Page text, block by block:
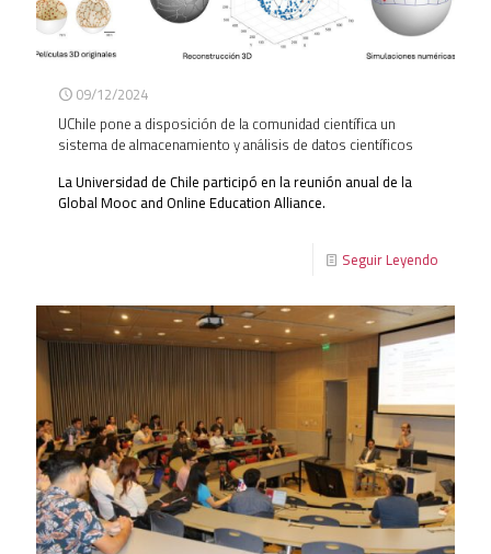
09/12/2024
UChile pone a disposición de la comunidad científica un
sistema de almacenamiento y análisis de datos científicos
La Universidad de Chile participó en la reunión anual de la
Global Mooc and Online Education Alliance.
Seguir Leyendo